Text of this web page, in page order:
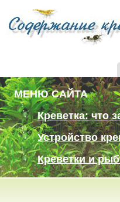
МЕНЮ САЙТА
Креветка: что
Устройство
Креветки и